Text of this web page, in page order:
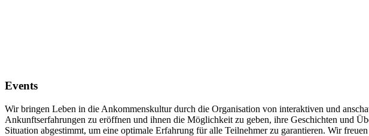
Events
Wir bringen Leben in die Ankommenskultur durch die Organisation von interaktiven und
Ankunftserfahrungen zu eröffnen und ihnen die Möglichkeit zu geben, ihre Geschichten und
Situation abgestimmt, um eine optimale Erfahrung für alle Teilnehmer zu garantieren. Wir